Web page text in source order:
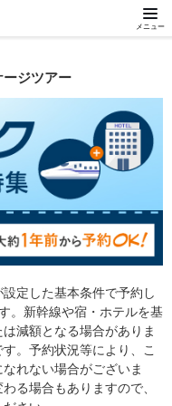
メニュー
ジツアー
定した基本条件で予約し
。新幹線や宿・ホテルを基
減額となる場合がありま
。予約状況等により、こ
れない場合がございま
る場合もありますので、